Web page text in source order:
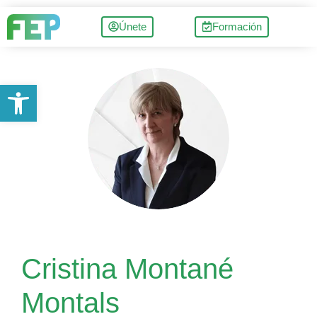
Únete Formación
Cristina Montané
Montals
Abrir barra de herramientas